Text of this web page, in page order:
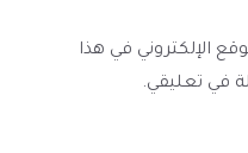
الإلكتروني في هذا
في تعليقي.